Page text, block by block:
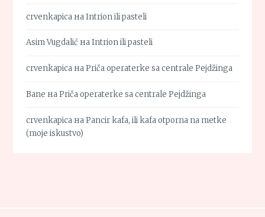
crvenkapica наIntrion ili pasteli
Asim Vugdalić наIntrion ili pasteli
crvenkapica наPriča operaterke sa centrale Pejdžinga
Bane наPriča operaterke sa centrale Pejdžinga
crvenkapica наPancir kafa, ili kafa otporna na metke
(moje iskustvo)